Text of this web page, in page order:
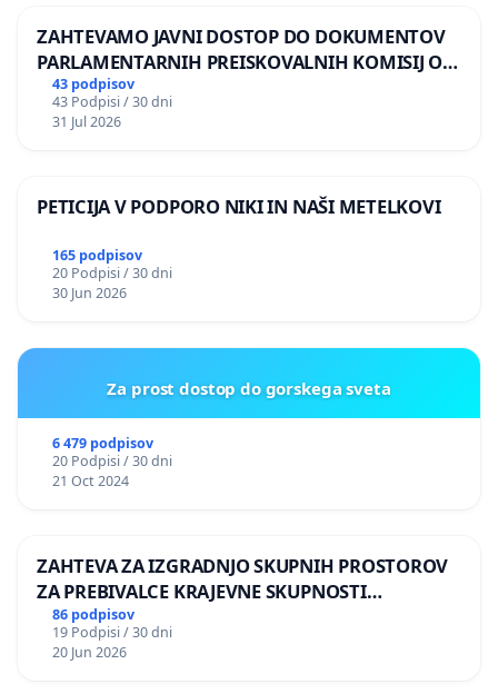
ZAHTEVAMO JAVNI DOSTOP DO DOKUMENTOV
PARLAMENTARNIH PREISKOVALNIH KOMISIJ O
ILEGALNI TRGOVINI Z OROŽJEM
43 podpisov
43 Podpisi / 30 dni
31 Jul 2026
PETICIJA V PODPORO NIKI IN NAŠI METELKOVI
165 podpisov
20 Podpisi / 30 dni
30 Jun 2026
Za prost dostop do gorskega sveta
6 479 podpisov
20 Podpisi / 30 dni
21 Oct 2024
ZAHTEVA ZA IZGRADNJO SKUPNIH PROSTOROV
ZA PREBIVALCE KRAJEVNE SKUPNOSTI
PRESTRANEK
86 podpisov
19 Podpisi / 30 dni
20 Jun 2026